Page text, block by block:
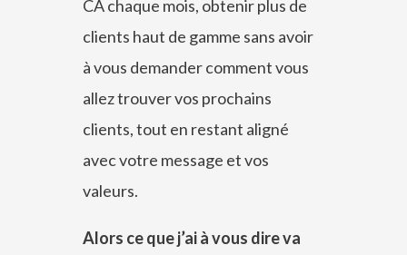
CA chaque mois, obtenir plus de
clients haut de gamme sans avoir
à vous demander comment vous
allez trouver vos prochains
clients, tout en restant aligné
avec votre message et vos
valeurs.
Alors ce que j’ai à vous dire va